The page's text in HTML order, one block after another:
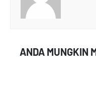
ANDA MUNGKIN